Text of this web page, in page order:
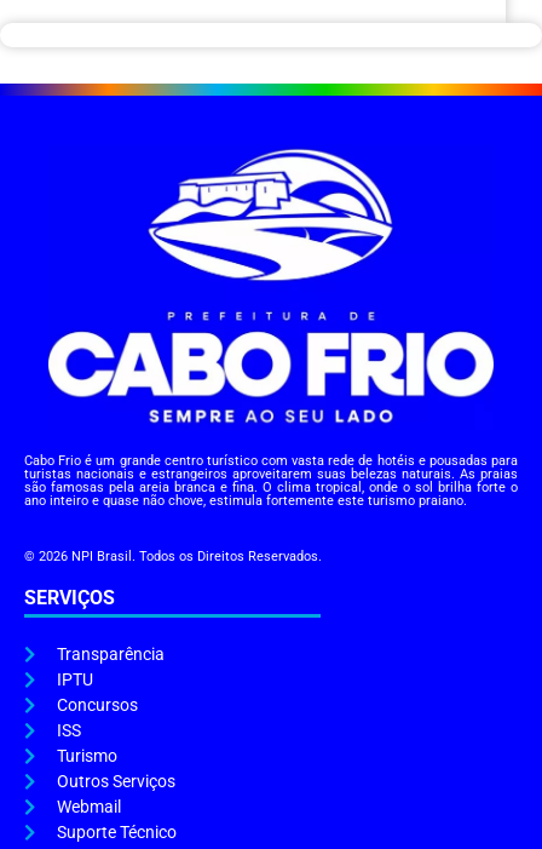
Cabo Frio é um grande centro turístico com vasta rede de hotéis e pousadas para
turistas nacionais e estrangeiros aproveitarem suas belezas naturais. As praias
são famosas pela areia branca e fina. O clima tropical, onde o sol brilha forte o
ano inteiro e quase não chove, estimula fortemente este turismo praiano.
© 2026 NPI Brasil. Todos os Direitos Reservados.
SERVIÇOS
Transparência
IPTU
Concursos
ISS
Turismo
Outros Serviços
Webmail
Suporte Técnico